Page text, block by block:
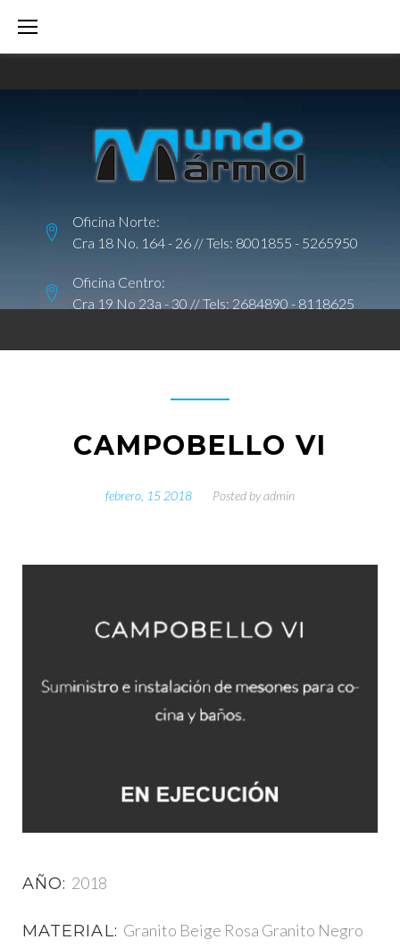
p
n
Oficina Norte:
Cra 18 No. 164 - 26 // Tels: 8001855 - 5265950
Oficina Centro:
Cra 19 No 23a - 30 // Tels: 2684890 - 8118625
CAMPOBELLO VI
febrero, 15 2018 Posted byadmin
AÑO: 2018
MATERIAL: Granito Beige Rosa Granito Negro